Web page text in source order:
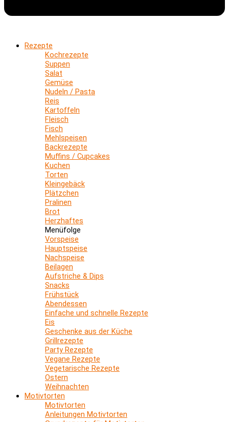
Rezepte
Kochrezepte
Suppen
Salat
Gemüse
Nudeln / Pasta
Reis
Kartoffeln
Fleisch
Fisch
Mehlspeisen
Backrezepte
Muffins / Cupcakes
Kuchen
Torten
Kleingebäck
Plätzchen
Pralinen
Brot
Herzhaftes
Menüfolge
Vorspeise
Hauptspeise
Nachspeise
Beilagen
Aufstriche & Dips
Snacks
Frühstück
Abendessen
Einfache und schnelle Rezepte
Eis
Geschenke aus der Küche
Grillrezepte
Party Rezepte
Vegane Rezepte
Vegetarische Rezepte
Ostern
Weihnachten
Motivtorten
Motivtorten
Anleitungen Motivtorten